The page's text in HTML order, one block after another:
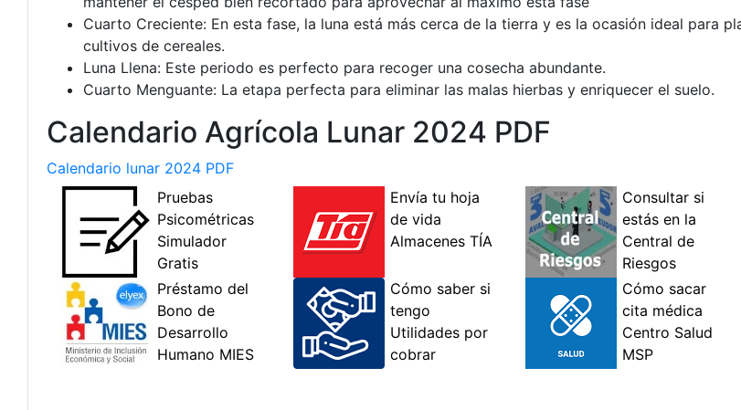
Cuarto Creciente: En esta fase, la luna está más cerca de la tierra y es la ocasión ideal para
cultivos de cereales.
Luna Llena: Este periodo es perfecto para recoger una cosecha abundante.
Cuarto Menguante: La etapa perfecta para eliminar las malas hierbas y enriquecer el suelo.
Calendario Agrícola Lunar 2024 PDF
Calendario lunar 2024 PDF